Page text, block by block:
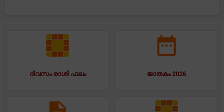
ദിവസം രാശി ഫലം ജാതകം 2026